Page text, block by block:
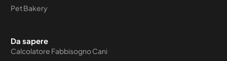
Pet Bakery
Da sapere
Calcolatore Fabbisogno Cani